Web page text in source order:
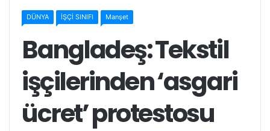
DÜNYA İŞÇİ SINIFI Manşet
Bangladeş: Tekstil
işçilerinden ‘asgari
ücret’ protestosu